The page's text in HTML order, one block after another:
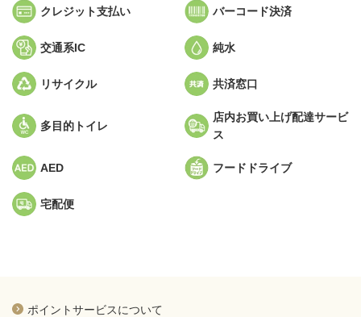
クレジット支払い バーコード決済
交通系IC 純水
リサイクル 共済窓口
多目的トイレ
店内お買い上げ配達サービ
ス
AED フードドライブ
宅配便
ポイントサービスについて